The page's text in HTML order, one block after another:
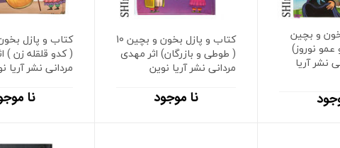
و بچین
عمو نوروز)
نشر آریا
کتاب و پازل بخون و بچین 10
( طوطی و بازرگان) اثر مهدی
مردانی نشر آریا نوین
نا موجود
( کدو قلقله زن )
مردانی نشر آریا
نا